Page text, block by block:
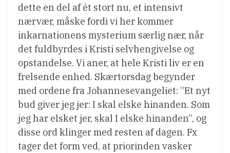
dette en del af ét stort nu, et intensivt
nærvær, måske fordi vi her kommer
inkarnationens mysterium særlig nær, når
det fuldbyrdes i Kristi selvhengivelse og
opstandelse. Vi aner, at hele Kristi liv er en
frelsende enhed. Skærtorsdag begynder
med ordene fra Johannesevangeliet: ”Et nyt
bud giver jeg jer: I skal elske hinanden. Som
jeg har elsket jer, skal I elske hinanden”, og
disse ord klinger med resten af dagen. Fx
tager det form ved, at priorinden vasker